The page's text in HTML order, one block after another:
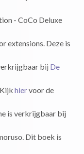
- CoCo Deluxe
extensions. Deze is
bij De
hiervoor de
is verkrijgbaar bij
Dit boek is